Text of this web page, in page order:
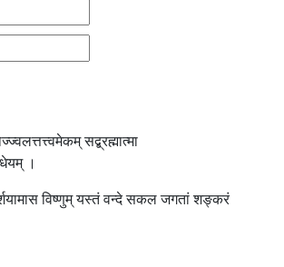
सद्ब्रह्मात्मा
।
विष्णुम् यस्तं वन्दे सकल जगतां शङ्करं